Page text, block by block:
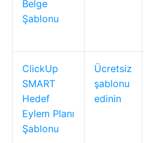
Belge
Şablonu
ClickUp
SMART
Hedef
Eylem Planı
Şablonu
Ücretsiz
şablonu
edinin